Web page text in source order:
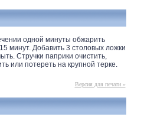
одной минуты обжарить
минут. Добавить 3 столовых ложки
Стручки паприки очистить,
или потереть на крупной терке.
Версия для печати »